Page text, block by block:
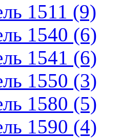
1511 (9)
1540 (6)
1541 (6)
1550 (3)
1580 (5)
1590 (4)